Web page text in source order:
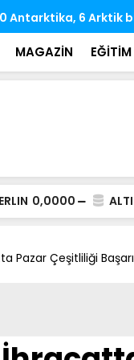
Antarktika, 6 Arktik
MAGAZİN EĞİTİM
0,0000
Çeşitliliği